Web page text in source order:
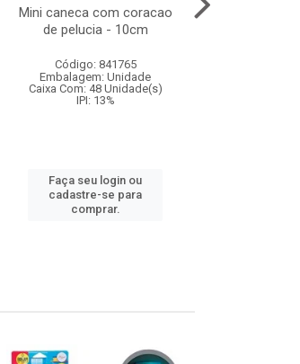
Mini caneca com coracao
de pelucia - 10cm
Código: 841765
Embalagem: Unidade
Caixa Com: 48 Unidade(s)
IPI: 13%
Faça seu login ou
cadastre-se para
comprar.